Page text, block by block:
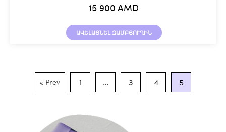
15 900 AMD
ԱՎԵԼԱՑՆԵԼ ԶԱՄԲՅՈՒՂԻՆ
« Prev 1 … 3 4 5